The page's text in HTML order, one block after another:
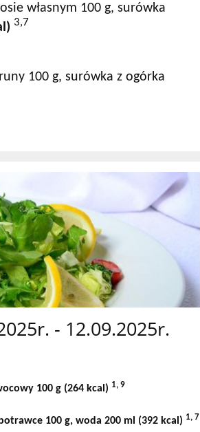
własnym 100 g, surówka
3,7
100 g, surówka z ogórka
- 12.09.2025r.
100 g (264 kcal) 1, 9
100 g, woda 200 ml (392 kcal) 1, 7